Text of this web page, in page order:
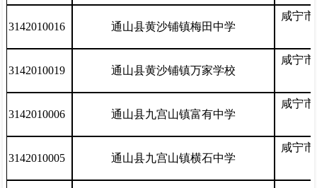
3142010016 通山县黄沙铺镇梅田中学
咸宁
3142010019 通山县黄沙铺镇万家学校
咸宁
3142010006 通山县九宫山镇富有中学
咸宁
3142010005 通山县九宫山镇横石中学
咸宁